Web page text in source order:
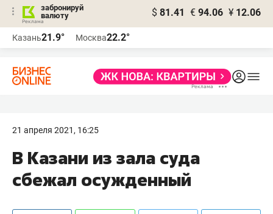
забронируй
валюту
$ 81.41 € 94.06 ¥ 12.06
Казань21.9° Москва22.2°
21 апреля 2021, 16:25
В Казани из зала суда
сбежал осужденный